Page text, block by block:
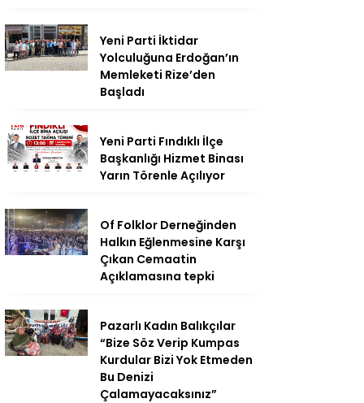
Yeni Parti İktidar
Yolculuğuna Erdoğan’ın
Memleketi Rize’den
Başladı
Yeni Parti Fındıklı İlçe
Başkanlığı Hizmet Binası
Yarın Törenle Açılıyor
Of Folklor Derneğinden
Halkın Eğlenmesine Karşı
Çıkan Cemaatin
Açıklamasına tepki
Pazarlı Kadın Balıkçılar
“Bize Söz Verip Kumpas
Kurdular Bizi Yok Etmeden
Bu Denizi
Çalamayacaksınız”